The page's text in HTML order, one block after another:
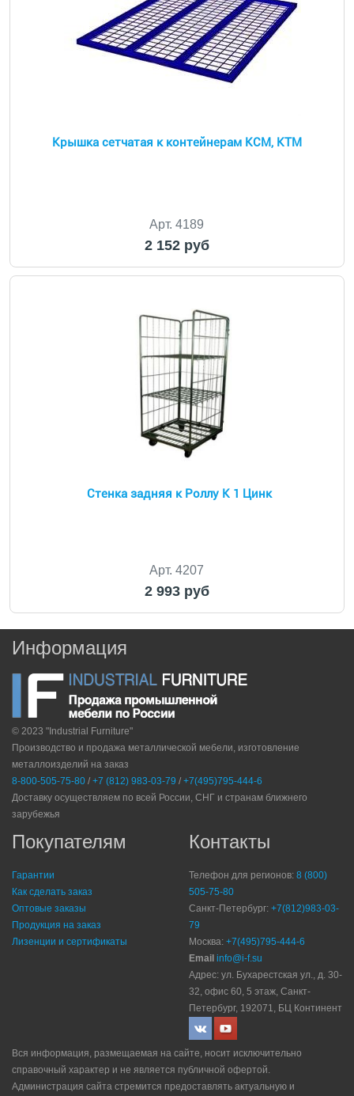
Крышка сетчатая к контейнерам КСМ, КТМ
Арт. 4189
2 152 руб
Стенка задняя к Роллу К 1 Цинк
Арт. 4207
2 993 руб
Информация
© 2023 "Industrial Furniture"
Производство и продажа металлической мебели, изготовление
металлоизделий на заказ
8-800-505-75-80 / +7 (812) 983-03-79 / +7(495)795-444-6
Доставку осуществляем по всей России, СНГ и странам ближнего
зарубежья
Покупателям
Гарантии
Как сделать заказ
Оптовые заказы
Продукция на заказ
Лизенции и сертификаты
Контакты
Телефон для регионов: 8 (800)
505-75-80
Санкт-Петербург: +7(812)983-03-
79
Москва: +7(495)795-444-6
Email info@i-f.su
Адрес: ул. Бухарестская ул., д. 30-
32, офис 60, 5 этаж, Санкт-
Петербург, 192071, БЦ Континент
Вся информация, размещаемая на сайте, носит исключительно
справочный характер и не является публичной офертой.
Администрация сайта стремится предоставлять актуальную и